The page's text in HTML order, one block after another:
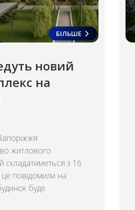
БІЛЬШЕ
новий
на
житлового
складатиметься з 16
це повідомили на
буде